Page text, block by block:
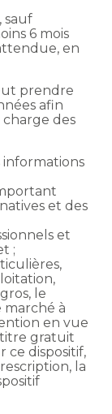
sauf
6 mois
en
prendre
afin
charge des
et des
et
;
le
marché à
en vue
gratuit
ce dispositif,
la